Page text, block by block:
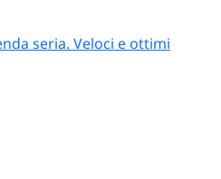
seria. Veloci e ottimi